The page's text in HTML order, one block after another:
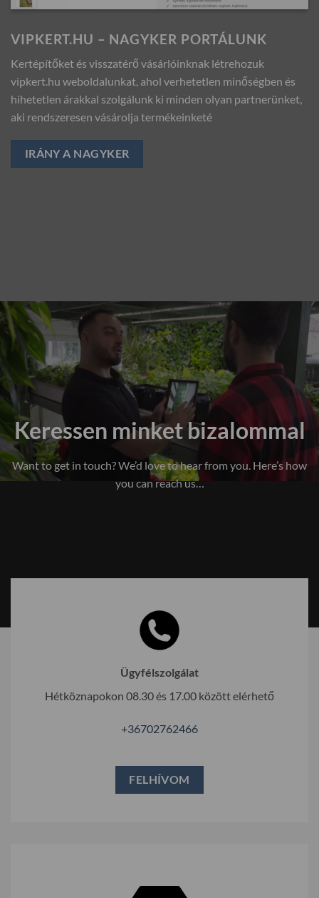
VIPKERT.HU – NAGYKER PORTÁLUNK
Kertépítőket és visszatérő vásárlóinknak létrehozuk
vipkert.hu weboldalunkat, ahol verhetetlen minőségben és
hihetetlen árakkal szolgálunk ki minden olyan partnerünket,
aki rendszeresen vásárolja termékeinketé
IRÁNY A NAGYKER
Keressen minket bizalommal
Want to get in touch? We’d love to hear from you. Here’s how
you can reach us…
Ügyfélszolgálat
Hétköznapokon 08.30 és 17.00 között elérhető
+36702762466
FELHÍVOM